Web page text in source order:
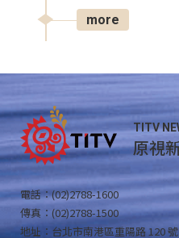
more
TITV
原視
電話：(02)2788-1600
傳真：(02)2788-1500
地址：台北市南港區重陽路 120